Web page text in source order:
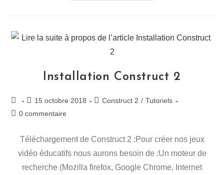
Installation Construct 2
15 octobre 2018 Construct 2 / Tutoriels
0 commentaire
Téléchargement de Construct 2 :Pour créer nos jeux
vidéo éducatifs nous aurons besoin de :Un moteur de
recherche (Mozilla firefox, Google Chrome, Internet